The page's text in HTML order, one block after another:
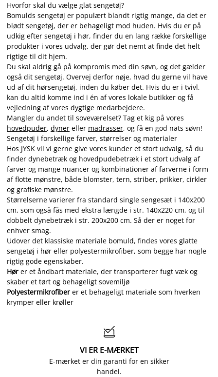
Hvorfor skal du vælge glat sengetøj?
Bomulds sengetøj er populært blandt rigtig mange, da det er
blødt sengetøj, der er behageligt mod huden. Hvis du er på
udkig efter sengetøj i hør, finder du en lang række forskellige
produkter i vores udvalg, der gør det nemt at finde det helt
rigtige til dit hjem.
Du skal aldrig gå på kompromis med din søvn, og det gælder
også dit sengetøj. Overvej derfor nøje, hvad du gerne vil have
ud af dit hørsengetøj, inden du køber det. Hvis du er i tvivl,
kan du altid komme ind i én af vores lokale butikker og få
vejledning af vores dygtige medarbejdere.
Mangler du andet til soveværelset? Tag et kig på vores
hovedpuder, dyner eller madrasser, og få en god nats søvn!
Sengetøj i forskellige farver, størrelser og materialer
Hos JYSK vil vi gerne give vores kunder et stort udvalg, så du
finder dynebetræk og hovedpudebetræk i et stort udvalg af
farver og mange nuancer og kombinationer af farverne i form
af flotte mønstre, både blomster, tern, striber, prikker, cirkler
og grafiske mønstre.
Størrelserne varierer fra standard single sengesæt i 140x200
cm, som også fås med ekstra længde i str. 140x220 cm, og til
dobbelt dynebetræk i str. 200x200 cm. Så der er noget for
enhver smag.
Udover det klassiske materiale bomuld, findes vores glatte
sengetøj i hør eller polyestermikrofiber, som begge har nogle
rigtig gode egenskaber.
Hør er et åndbart materiale, der transporterer fugt væk og
skaber et tørt og behageligt sovemiljø
Polyestermikrofiber er et behageligt materiale som hverken
krymper eller krøller

VI ER E-MÆRKET
E-mærket er din garanti for en sikker
handel.